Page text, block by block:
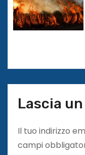
c
o
i
Lascia
Il tuo indirizzo
campi